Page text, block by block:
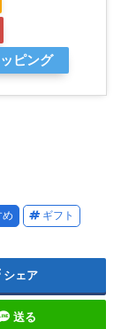
ピング
め ギフト
シェア
送る